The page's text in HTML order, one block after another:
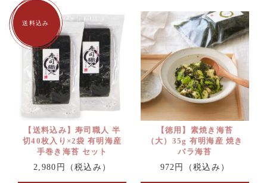
【送料込み】寿司職人 半
切40枚入り×2袋 有明海産
手巻き海苔 セット
2,980円
（税込み）
【徳用】素焼き海苔
（大）35g 有明海産 焼き
バラ海苔
972円
（税込み）